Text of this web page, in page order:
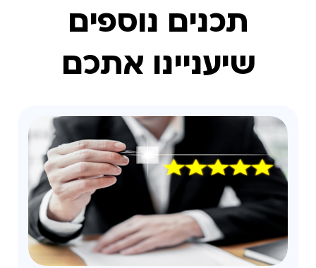
תכנים נוספים
שיעניינו אתכם